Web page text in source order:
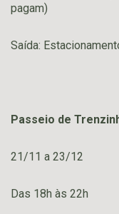
pagam)
Saída:
Passeio de
21/11 a 23/12
Das 18h às 22h